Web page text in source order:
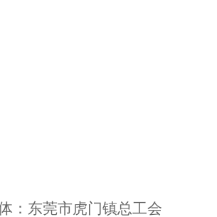
：东莞市虎门镇总工会